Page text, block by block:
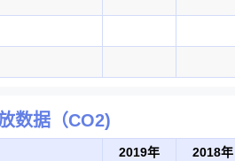
数据（CO2)
2019年 2018年